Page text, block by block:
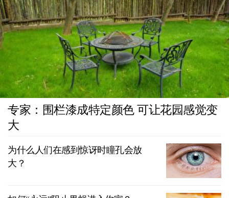
专家：围栏漆成特定颜色 可让花园感觉变
大
为什么人们在感到惊讶时瞳孔会放
大？